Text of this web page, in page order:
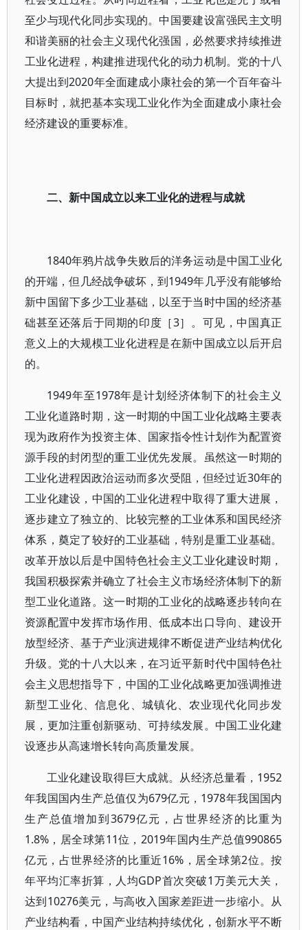
至少与现代化同步实现的。中国要建设富强民主文明
和谐美丽的社会主义现代化强国，必然要求持续推进
工业化进程，构建推进现代化的动力机制。党的十八
大提出到2020年全面建成小康社会的第一个百年奋斗
目标时，就把基本实现工业化作为全面建成小康社会
经济建设的重要标准。
二、新中国成立以来工业化的进程与成就
1840年鸦片战争失败后的洋务运动是中国工业化
的开端，但几经战争破坏，到1949年几乎没有能够给
新中国留下多少工业基础，以至于当时中国的经济基
础甚至还落后于同期的印度［3］。可见，中国真正
意义上的大规模工业化进程是在新中国成立以后开启
的。
1949年至1978年是计划经济体制下的社会主义
工业化道路时期，这一时期的中国工业化战略主要表
现为政府作为投资主体、国家指令性计划作为配置资
源手段的封闭型的重工业优先发展。虽然这一时期的
工业化进程因政治运动而多次受阻，但经过近30年的
工业化建设，中国的工业化进程中取得了重大进展，
逐步建立了独立的、比较完整的工业体系和国民经济
体系，奠定了较好的工业基础，特别是重工业基础。
改革开放以后是中国特色社会主义工业化建设时期，
我国积极探索并确立了社会主义市场经济体制下的新
型工业化道路。这一时期的工业化的战略逐步转向在
资源配置中发挥市场作用、低成本出口导向、建设开
放型经济、基于产业演进规律不断促进产业结构优化
升级。党的十八大以来，在习近平新时代中国特色社
会主义思想指导下，中国的工业化战略更加强调推进
新型工业化、信息化、城镇化、农业现代化同步发
展，更加注重创新驱动、可持续发展。中国工业化建
设逐步从高速增长转向高质量发展。
工业化建设取得巨大成就。从经济总量看，1952
年我国国内生产总值仅为679亿元，1978年我国国内
生产总值增加到3679亿元，占世界经济的比重为
1.8%，居全球第11位，2019年国内生产总值990865
亿元，占世界经济的比重近16%，居全球第2位。按
年平均汇率折算，人均GDP首次突破1万美元大关，
达到10276美元，与高收入国家差距进一步缩小。从
产业结构看，中国产业结构持续优化，创新水平不断